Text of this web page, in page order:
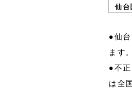
仙台
●仙
ます
●不
は全